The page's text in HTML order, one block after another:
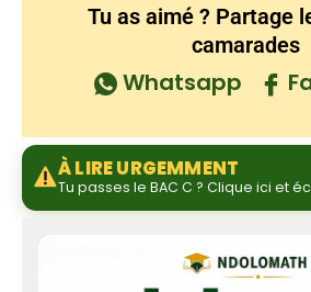
Tu as aimé ? Partage
camarades
Whatsapp
À LIRE URGEMMENT
Tu passes le BAC C ? Clique ici et